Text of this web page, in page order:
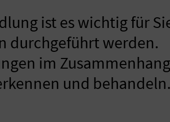
ist es wichtig für
durchgeführt werden.
im Zusammenhang
und behandeln.